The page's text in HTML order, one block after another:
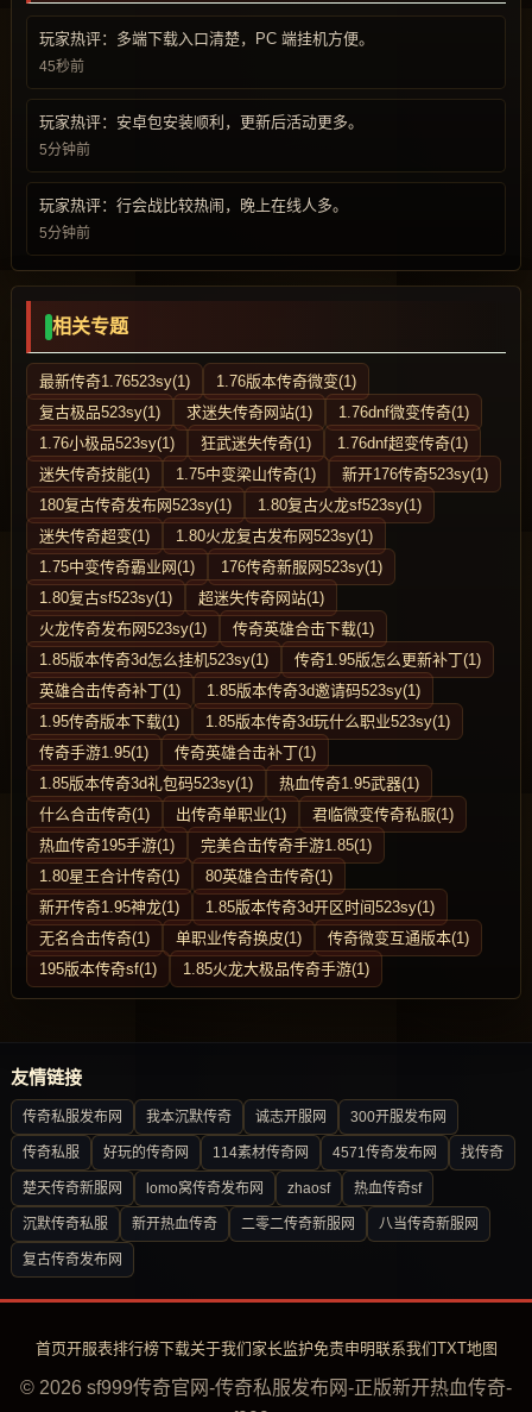
玩家热评：多端下载入口清楚，PC 端挂机方便。
45秒前
玩家热评：安卓包安装顺利，更新后活动更多。
5分钟前
玩家热评：行会战比较热闹，晚上在线人多。
5分钟前
相关专题
最新传奇1.76523sy(1)
1.76版本传奇微变(1)
复古极品523sy(1)
求迷失传奇网站(1)
1.76dnf微变传奇(1)
1.76小极品523sy(1)
狂武迷失传奇(1)
1.76dnf超变传奇(1)
迷失传奇技能(1)
1.75中变梁山传奇(1)
新开176传奇523sy(1)
180复古传奇发布网523sy(1)
1.80复古火龙sf523sy(1)
迷失传奇超变(1)
1.80火龙复古发布网523sy(1)
1.75中变传奇霸业网(1)
176传奇新服网523sy(1)
1.80复古sf523sy(1)
超迷失传奇网站(1)
火龙传奇发布网523sy(1)
传奇英雄合击下载(1)
1.85版本传奇3d怎么挂机523sy(1)
传奇1.95版怎么更新补丁(1)
英雄合击传奇补丁(1)
1.85版本传奇3d邀请码523sy(1)
1.95传奇版本下载(1)
1.85版本传奇3d玩什么职业523sy(1)
传奇手游1.95(1)
传奇英雄合击补丁(1)
1.85版本传奇3d礼包码523sy(1)
热血传奇1.95武器(1)
什么合击传奇(1)
出传奇单职业(1)
君临微变传奇私服(1)
热血传奇195手游(1)
完美合击传奇手游1.85(1)
1.80星王合计传奇(1)
80英雄合击传奇(1)
新开传奇1.95神龙(1)
1.85版本传奇3d开区时间523sy(1)
无名合击传奇(1)
单职业传奇换皮(1)
传奇微变互通版本(1)
195版本传奇sf(1)
1.85火龙大极品传奇手游(1)
友情链接
传奇私服发布网 我本沉默传奇 诚志开服网 300开服发布网
传奇私服 好玩的传奇网 114素材传奇网 4571传奇发布网 找传奇
楚天传奇新服网 lomo窝传奇发布网 zhaosf 热血传奇sf
沉默传奇私服 新开热血传奇 二零二传奇新服网 八当传奇新服网
复古传奇发布网
首页开服表排行榜下载关于我们 家长监护免责申明联系我们TXT地图
© 2026 sf999传奇官网-传奇私服发布网-正版新开热血传奇-